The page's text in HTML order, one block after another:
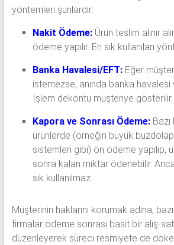
yöntemleri şunlardır:
Nakit Ödeme:Ürün teslim alınır
ödeme yapılır. En sık kullanılan
Banka Havalesi/EFT: Eğer
istemezse, anında banka havalesi
İşlem dekontu müşteriye gösterilir.
Kapora ve Sonrası Ödeme:Bazı
ürünlerde (örneğin büyük
sistemleri gibi) ön ödeme yapılıp,
sonra kalan miktar ödenebilir.
sık kullanılmaz.
Müşterinin haklarını korumak adına,
firmalar ödeme sonrası basit bir alış-
düzenleyerek süreci resmiyete de